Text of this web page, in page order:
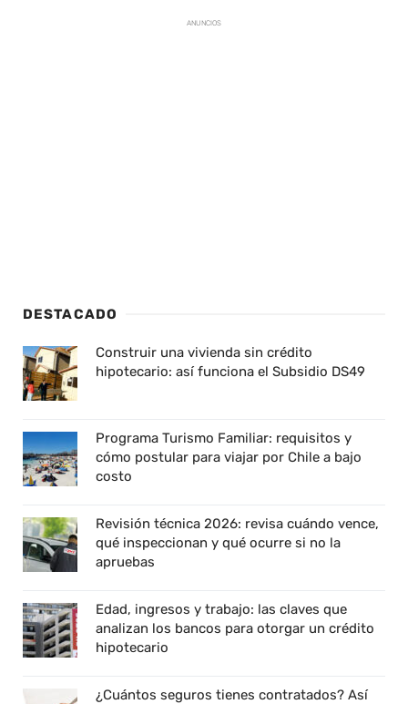
ANUNCIOS
DESTACADO
Construir una vivienda sin crédito
hipotecario: así funciona el Subsidio DS49
Programa Turismo Familiar: requisitos y
cómo postular para viajar por Chile a bajo
costo
Revisión técnica 2026: revisa cuándo vence,
qué inspeccionan y qué ocurre si no la
apruebas
Edad, ingresos y trabajo: las claves que
analizan los bancos para otorgar un crédito
hipotecario
¿Cuántos seguros tienes contratados? Así